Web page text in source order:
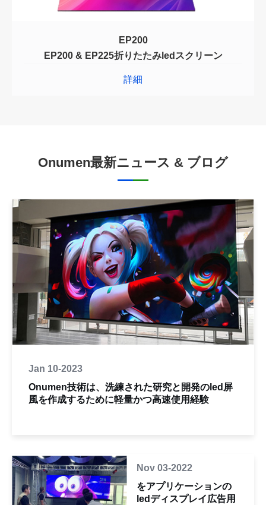
EP200
EP200 & EP225折りたたみledスクリーン
詳細
Onumen最新ニュース & ブログ
Jan 10-2023
Onumen技術は、洗練された研究と開発のled屏
風を作成するために軽量かつ高速使用経験
Nov 03-2022
をアプリケーションの
ledディスプレイ広告用